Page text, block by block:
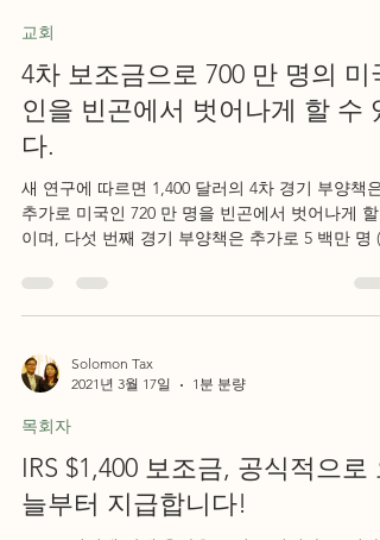
교회
4차 보조금으로 700 만 명의 미국
인을 빈곤에서 벗어나게 할 수 있
다.
새 연구에 따르면 1,400 달러의 4차 경기 부양책은
추가로 미국인 720 만 명을 빈곤에서 벗어나게 할
이며, 다섯 번째 경기 부양책은 추가로 5 백만 명 (
고 합니다. 모든 공화당...
Solomon Tax
2021년 3월 17일
1분 분량
목회자
IRS $1,400 보조금, 공식적으로
늘부터 지급합니다!